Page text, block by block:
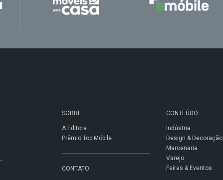
SOBRE
A Editora
Prêmio Top Móbile
CONTATO
CONTEÚDO
Indústria
Design & Decoração
Marcenaria
Varejo
Feiras & Eventos